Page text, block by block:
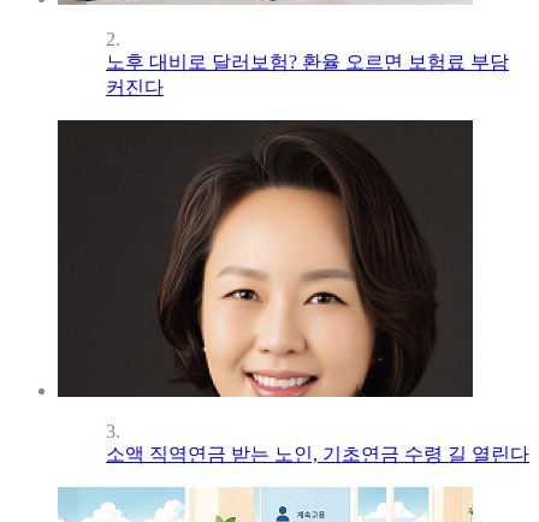
2.
노후 대비로 달러보험? 환율 오르면 보험료 부담
커진다
3.
소액 직역연금 받는 노인, 기초연금 수령 길 열린다